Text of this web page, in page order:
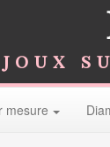
mesure